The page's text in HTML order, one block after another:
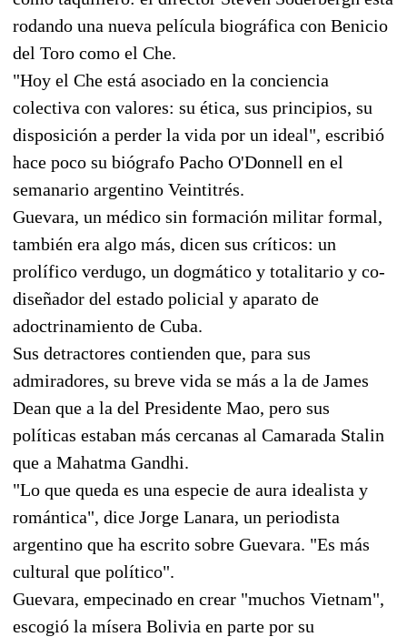
rodando una nueva película biográfica con Benicio
del Toro como el Che.
"Hoy el Che está asociado en la conciencia
colectiva con valores: su ética, sus principios, su
disposición a perder la vida por un ideal", escribió
hace poco su biógrafo Pacho O'Donnell en el
semanario argentino Veintitrés.
Guevara, un médico sin formación militar formal,
también era algo más, dicen sus críticos: un
prolífico verdugo, un dogmático y totalitario y co-
diseñador del estado policial y aparato de
adoctrinamiento de Cuba.
Sus detractores contienden que, para sus
admiradores, su breve vida se más a la de James
Dean que a la del Presidente Mao, pero sus
políticas estaban más cercanas al Camarada Stalin
que a Mahatma Gandhi.
"Lo que queda es una especie de aura idealista y
romántica", dice Jorge Lanara, un periodista
argentino que ha escrito sobre Guevara. "Es más
cultural que político".
Guevara, empecinado en crear "muchos Vietnam",
escogió la mísera Bolivia en parte por su